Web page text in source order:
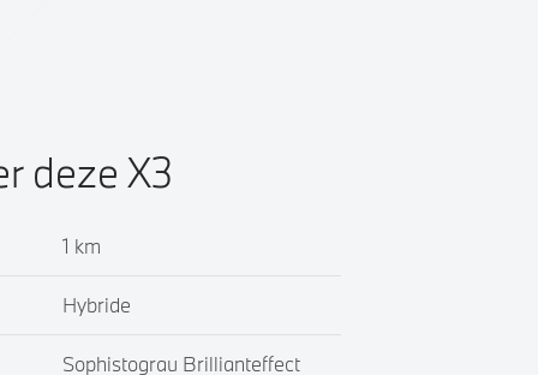
deze X3
1 km
Hybride
Sophistograu Brillianteffect